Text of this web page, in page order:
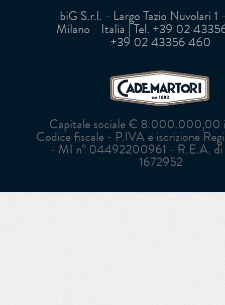
biG S.r.l. - Largo Tazio Nuvolari
Milano - Italia | Tel. +39 02 43356
+39 02 43356 460
Capitale sociale € 8.000.000,00
Codice fiscale - P.IVA e iscrizione
- MI n° 04492200961 - R.E.A. di
1672952